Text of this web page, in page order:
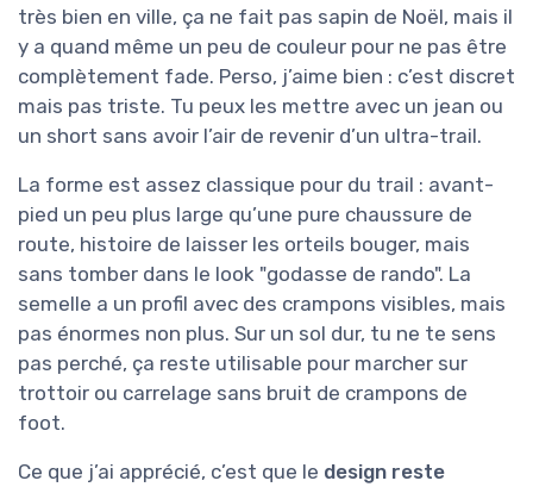
très bien en ville, ça ne fait pas sapin de Noël, mais il
y a quand même un peu de couleur pour ne pas être
complètement fade. Perso, j’aime bien : c’est discret
mais pas triste. Tu peux les mettre avec un jean ou
un short sans avoir l’air de revenir d’un ultra-trail.
La forme est assez classique pour du trail : avant-
pied un peu plus large qu’une pure chaussure de
route, histoire de laisser les orteils bouger, mais
sans tomber dans le look "godasse de rando". La
semelle a un profil avec des crampons visibles, mais
pas énormes non plus. Sur un sol dur, tu ne te sens
pas perché, ça reste utilisable pour marcher sur
trottoir ou carrelage sans bruit de crampons de
foot.
Ce que j’ai apprécié, c’est que le design reste